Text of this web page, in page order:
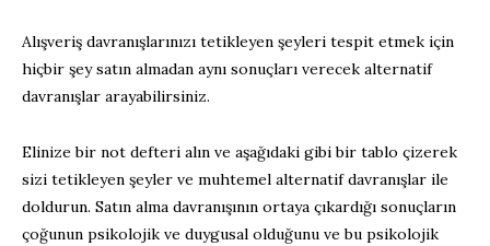
Alışveriş davranışlarınızı tetikleyen şeyleri tespit etmek için
hiçbir şey satın almadan aynı sonuçları verecek alternatif
davranışlar arayabilirsiniz.
Elinize bir not defteri alın ve aşağıdaki gibi bir tablo çizerek
sizi tetikleyen şeyler ve muhtemel alternatif davranışlar ile
doldurun. Satın alma davranışının ortaya çıkardığı sonuçların
çoğunun psikolojik ve duygusal olduğunu ve bu psikolojik